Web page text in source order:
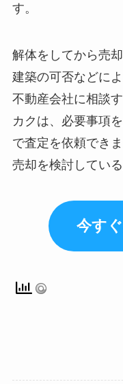
す。
解体をしてから売
建築の可否などに
不動産会社に相談
カクは、必要事項
で査定を依頼でき
売却を検討してい
今す